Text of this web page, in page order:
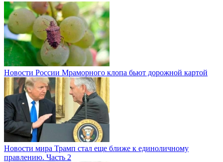
Новости России Мраморного клопа бьют дорожной картой
Новости мира Трамп стал еще ближе к единоличному
правлению. Часть 2